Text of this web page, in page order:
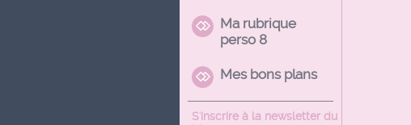
Ma rubrique
perso 8
Mes bons plans
S'inscrire à la newsletter du